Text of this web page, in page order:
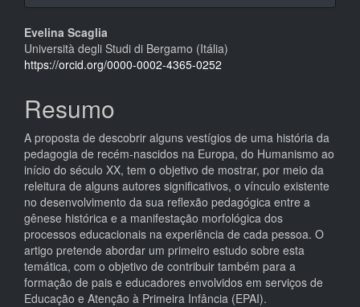
Conteúdo
do
principal
Evelina Scaglia
Università degli Studi di Bergamo (Itália)
https://orcid.org/0000-0002-4365-0252
Resumo
A proposta de descobrir alguns vestígios de uma história da
pedagogia de recém-nascidos na Europa, do Humanismo ao
início do século XX, tem o objetivo de mostrar, por meio da
releitura de alguns autores significativos, o vínculo existente
no desenvolvimento da sua reflexão pedagógica entre a
gênese histórica e a manifestação morfológica dos
processos educacionais na experiência de cada pessoa. O
artigo pretende abordar um primeiro estudo sobre esta
temática, com o objetivo de contribuir também para a
formação de pais e educadores envolvidos em serviços de
Educação e Atenção à Primeira Infância (EPAI).